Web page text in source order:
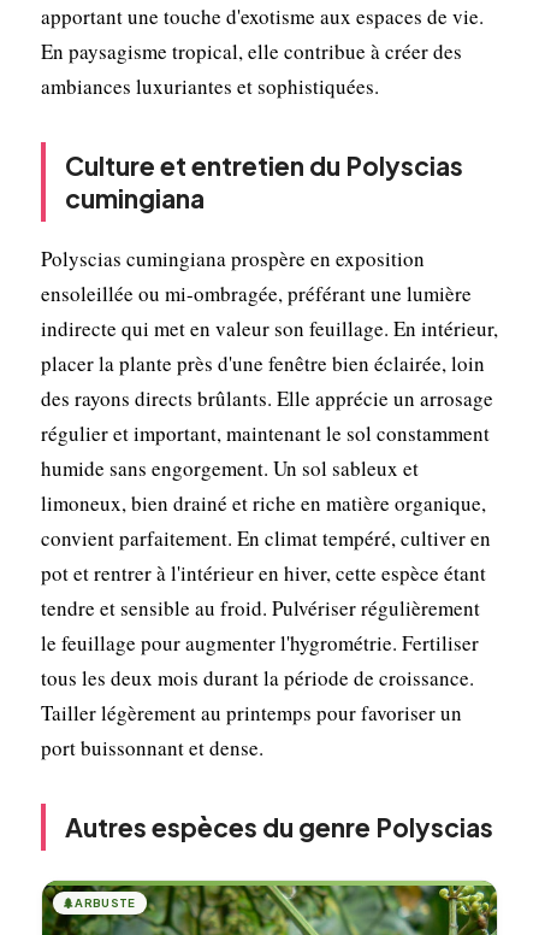
apportant une touche d'exotisme aux espaces de vie.
En paysagisme tropical, elle contribue à créer des
ambiances luxuriantes et sophistiquées.
Culture et entretien du Polyscias
cumingiana
Polyscias cumingiana prospère en exposition
ensoleillée ou mi-ombragée, préférant une lumière
indirecte qui met en valeur son feuillage. En intérieur,
placer la plante près d'une fenêtre bien éclairée, loin
des rayons directs brûlants. Elle apprécie un arrosage
régulier et important, maintenant le sol constamment
humide sans engorgement. Un sol sableux et
limoneux, bien drainé et riche en matière organique,
convient parfaitement. En climat tempéré, cultiver en
pot et rentrer à l'intérieur en hiver, cette espèce étant
tendre et sensible au froid. Pulvériser régulièrement
le feuillage pour augmenter l'hygrométrie. Fertiliser
tous les deux mois durant la période de croissance.
Tailler légèrement au printemps pour favoriser un
port buissonnant et dense.
Autres espèces du genre Polyscias
🌲ARBUSTE